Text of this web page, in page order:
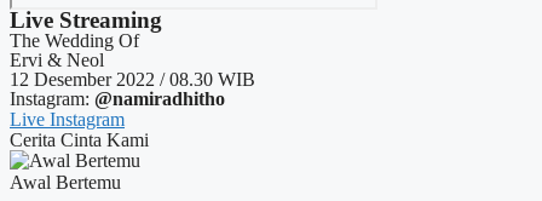
Live Streaming
The Wedding Of
Ervi & Neol
12 Desember 2022 / 08.30 WIB
Instagram: @namiradhitho
Live Instagram
Cerita Cinta Kami
Awal Bertemu